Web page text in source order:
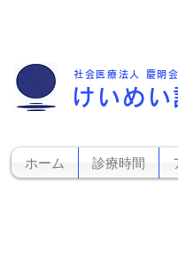
社会医療法人 慶明
けいめ
ホーム 診療時間